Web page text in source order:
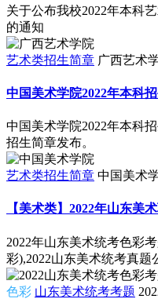
关于公布我校2022年本科
的通知
艺术类招生简章 广西艺术
中国美术学院2022年本科
中国美术学院2022年本科
招生简章发布。
艺术类招生简章 中国美术
【美术类】2022年山东美
2022年山东美术统考色彩
彩),2022山东美术统考真题
色彩 山东美术统考考题